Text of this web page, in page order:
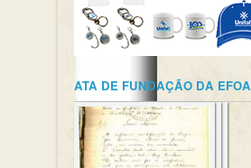
ATA DE FUNDAÇÃO DA EFOA